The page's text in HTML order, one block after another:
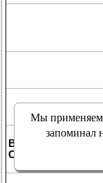
B3: ПРОВЕРКА
СКОРОСТИ
Мы применяем
запоминал